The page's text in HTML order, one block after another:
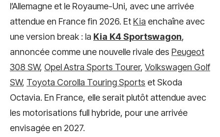
l’Allemagne et le Royaume-Uni, avec une arrivée
attendue en France fin 2026. Et Kia enchaîne avec
une version break : la Kia K4 Sportswagon,
annoncée comme une nouvelle rivale des Peugeot
308 SW, Opel Astra Sports Tourer, Volkswagen Golf
SW, Toyota Corolla Touring Sports et Skoda
Octavia. En France, elle serait plutôt attendue avec
les motorisations full hybride, pour une arrivée
envisagée en 2027.